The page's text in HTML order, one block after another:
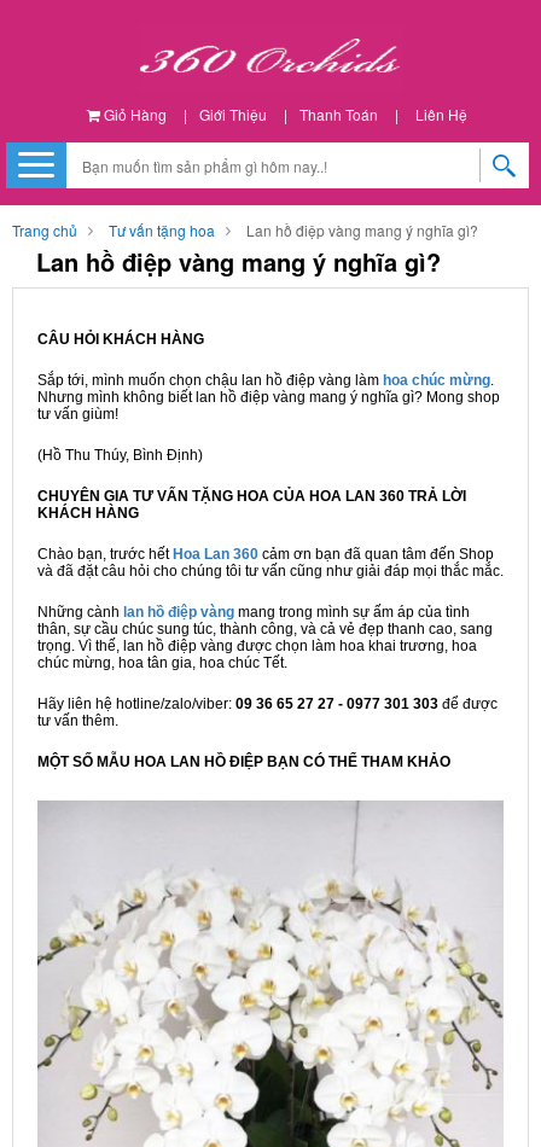
Giỏ Hàng | Giới Thiệu | Thanh Toán | Liên Hệ
Trang chủ Tư vấn tặng hoa Lan hồ điệp vàng mang ý nghĩa gì?
Lan hồ điệp vàng mang ý nghĩa gì?
CÂU HỎI KHÁCH HÀNG
Sắp tới, mình muốn chọn chậu lan hồ điệp vàng làm hoa chúc mừng.
Nhưng mình không biết lan hồ điệp vàng mang ý nghĩa gì? Mong shop
tư vấn giùm!
(Hồ Thu Thúy, Bình Định)
CHUYÊN GIA TƯ VẤN TẶNG HOA CỦA HOA LAN 360 TRẢ LỜI
KHÁCH HÀNG
Chào bạn, trước hếtHoa Lan 360 cảm ơn bạn đã quan tâm đến Shop
và đã đặt câu hỏi cho chúng tôi tư vấn cũng như giải đáp mọi thắc mắc.
Những cành lan hồ điệp vàng mang trong mình sự ấm áp của tình
thân, sự cầu chúc sung túc, thành công, và cả vẻ đẹp thanh cao, sang
trọng. Vì thế, lan hồ điệp vàng được chọn làm hoa khai trương, hoa
chúc mừng, hoa tân gia, hoa chúc Tết.
Hãy liên hệ hotline/zalo/viber: 09 36 65 27 27 - 0977 301 303 để được
tư vấn thêm.
MỘT SỐ MẪU HOA LAN HỒ ĐIỆP BẠN CÓ THỂ THAM KHẢO